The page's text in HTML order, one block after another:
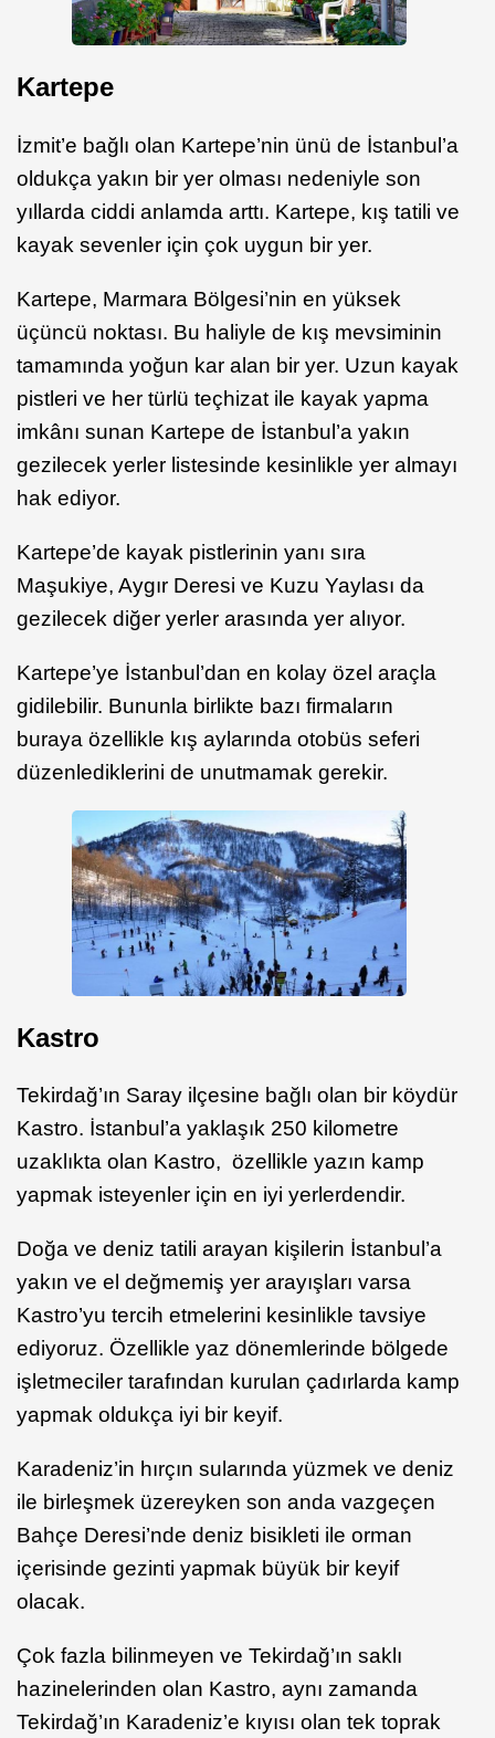
Kartepe
İzmit’e bağlı olan Kartepe’nin ünü de İstanbul’a
oldukça yakın bir yer olması nedeniyle son
yıllarda ciddi anlamda arttı. Kartepe, kış tatili ve
kayak sevenler için çok uygun bir yer.
Kartepe, Marmara Bölgesi’nin en yüksek
üçüncü noktası. Bu haliyle de kış mevsiminin
tamamında yoğun kar alan bir yer. Uzun kayak
pistleri ve her türlü teçhizat ile kayak yapma
imkânı sunan Kartepe de İstanbul’a yakın
gezilecek yerler listesinde kesinlikle yer almayı
hak ediyor.
Kartepe’de kayak pistlerinin yanı sıra
Maşukiye, Aygır Deresi ve Kuzu Yaylası da
gezilecek diğer yerler arasında yer alıyor.
Kartepe’ye İstanbul’dan en kolay özel araçla
gidilebilir. Bununla birlikte bazı firmaların
buraya özellikle kış aylarında otobüs seferi
düzenlediklerini de unutmamak gerekir.
Kastro
Tekirdağ’ın Saray ilçesine bağlı olan bir köydür
Kastro. İstanbul’a yaklaşık 250 kilometre
uzaklıkta olan Kastro, özellikle yazın kamp
yapmak isteyenler için en iyi yerlerdendir.
Doğa ve deniz tatili arayan kişilerin İstanbul’a
yakın ve el değmemiş yer arayışları varsa
Kastro’yu tercih etmelerini kesinlikle tavsiye
ediyoruz. Özellikle yaz dönemlerinde bölgede
işletmeciler tarafından kurulan çadırlarda kamp
yapmak oldukça iyi bir keyif.
Karadeniz’in hırçın sularında yüzmek ve deniz
ile birleşmek üzereyken son anda vazgeçen
Bahçe Deresi’nde deniz bisikleti ile orman
içerisinde gezinti yapmak büyük bir keyif
olacak.
Çok fazla bilinmeyen ve Tekirdağ’ın saklı
hazinelerinden olan Kastro, aynı zamanda
Tekirdağ’ın Karadeniz’e kıyısı olan tek toprak